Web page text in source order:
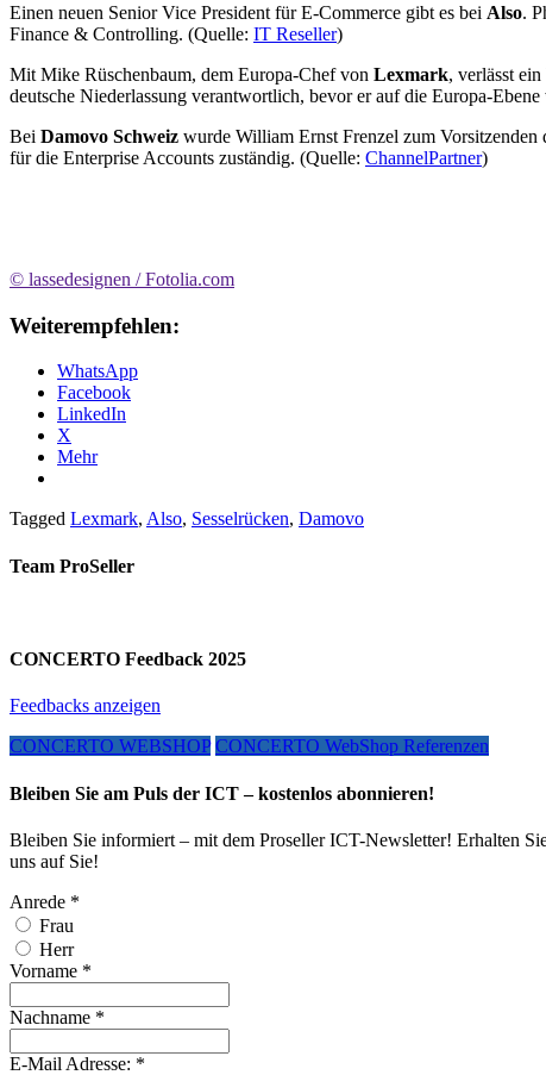
Einen neuen Senior Vice President für E-Commerce gibt es bei Also.
Finance & Controlling. (Quelle: IT Reseller)
Mit Mike Rüschenbaum, dem Europa-Chef von Lexmark, verlässt
deutsche Niederlassung verantwortlich, bevor er auf die Europa-
Bei Damovo Schweiz wurde William Ernst Frenzel zum
für die Enterprise Accounts zuständig. (Quelle: ChannelPartner)
© lassedesignen / Fotolia.com
Weiterempfehlen:
WhatsApp
Facebook
LinkedIn
X
Mehr
Tagged Lexmark, Also, Sesselrücken, Damovo
Team ProSeller
CONCERTO Feedback 2025
Feedbacks anzeigen
CONCERTO WEBSHOP CONCERTO WebShop Referenzen
Bleiben Sie am Puls der ICT – kostenlos abonnieren!
Bleiben Sie informiert – mit dem Proseller ICT-Newsletter! Erhalten
uns auf Sie!
Anrede *
Frau
Herr
Vorname *
Nachname *
E-Mail Adresse: *